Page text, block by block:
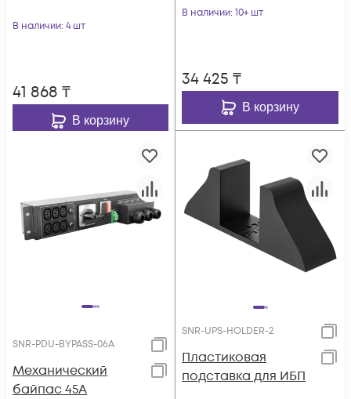
В наличии: 4 шт
41 868 ₸
В корзину
800мм, ИБП серии
В наличии: 10+ шт
34 425 ₸
В корзину
SNR-PDU-BYPASS-06A
Механический
байпас 45А
SNR-UPS-HOLDER-2
Пластиковая
подставка для ИБП